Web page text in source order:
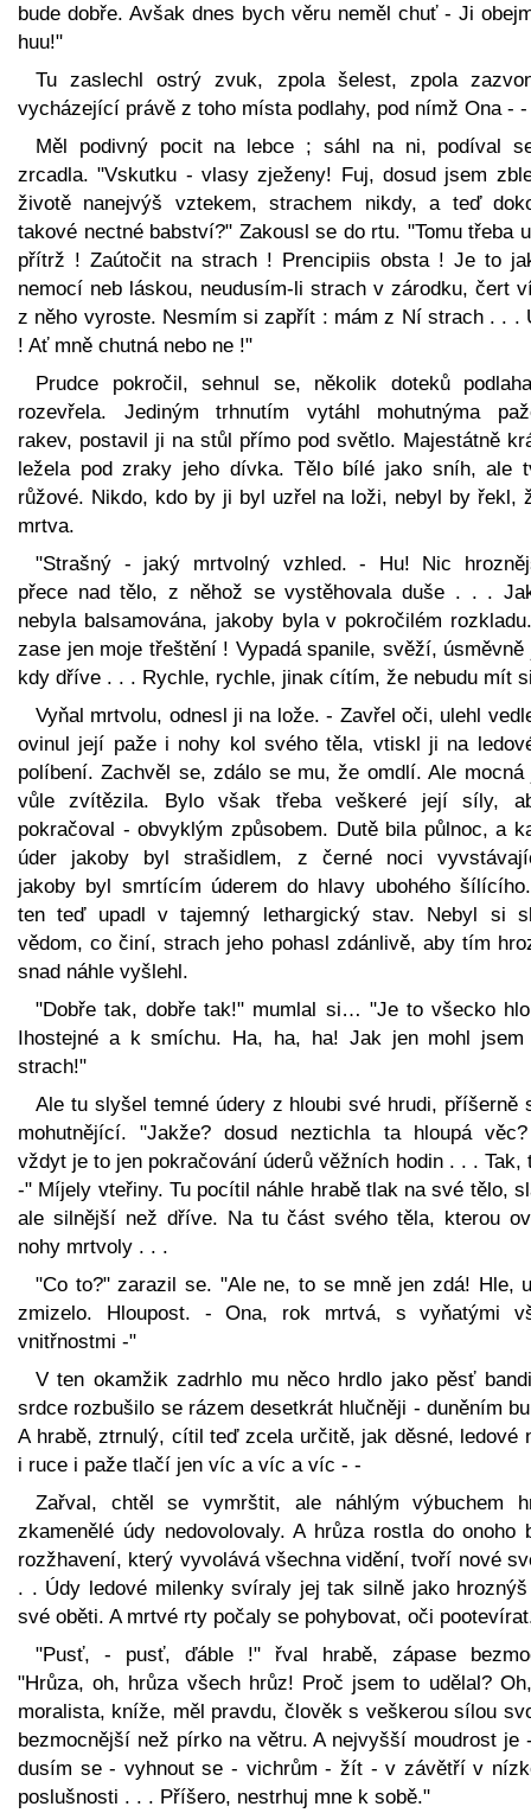
bude dobře. Avšak dnes bych věru neměl chuť - Ji
huu!"
Tu zaslechl ostrý zvuk, zpola šelest, zpola
vycházející právě z toho místa podlahy, pod nímž Ona - -
Měl podivný pocit na lebce ; sáhl na ni, podíval
zrcadla. "Vskutku - vlasy zježeny! Fuj, dosud jsem
životě nanejvýš vztekem, strachem nikdy, a teď
takové nectné babství?" Zakousl se do rtu. "Tomu třeba
přítrž ! Zaútočit na strach ! Prencipiis obsta ! Je to
nemocí neb láskou, neudusím-li strach v zárodku, čert
z něho vyroste. Nesmím si zapřít : mám z Ní strach . . .
! Ať mně chutná nebo ne !"
Prudce pokročil, sehnul se, několik doteků
rozevřela. Jediným trhnutím vytáhl mohutnýma
rakev, postavil ji na stůl přímo pod světlo. Majestátně
ležela pod zraky jeho dívka. Tělo bílé jako sníh, ale
růžové. Nikdo, kdo by ji byl uzřel na loži, nebyl by řekl,
mrtva.
"Strašný - jaký mrtvolný vzhled. - Hu! Nic
přece nad tělo, z něhož se vystěhovala duše . . .
nebyla balsamována, jakoby byla v pokročilém
zase jen moje třeštění ! Vypadá spanile, svěží, úsměvně
kdy dříve . . . Rychle, rychle, jinak cítím, že nebudu mít
Vyňal mrtvolu, odnesl ji na lože. - Zavřel oči, ulehl
ovinul její paže i nohy kol svého těla, vtiskl ji na
políbení. Zachvěl se, zdálo se mu, že omdlí. Ale mocná
vůle zvítězila. Bylo však třeba veškeré její síly,
pokračoval - obvyklým způsobem. Dutě bila půlnoc, a
úder jakoby byl strašidlem, z černé noci
jakoby byl smrtícím úderem do hlavy ubohého
ten teď upadl v tajemný lethargický stav. Nebyl si
vědom, co činí, strach jeho pohasl zdánlivě, aby tím
snad náhle vyšlehl.
"Dobře tak, dobře tak!" mumlal si… "Je to všecko
Ihostejné a k smíchu. Ha, ha, ha! Jak jen mohl
strach!"
Ale tu slyšel temné údery z hloubi své hrudi, příšerně
mohutnějící. "Jakže? dosud neztichla ta hloupá
vždyt je to jen pokračování úderů věžních hodin . . . Tak,
-" Míjely vteřiny. Tu pocítil náhle hrabě tlak na své tělo,
ale silnější než dříve. Na tu část svého těla, kterou
nohy mrtvoly . . .
"Co to?" zarazil se. "Ale ne, to se mně jen zdá! Hle,
zmizelo. Hloupost. - Ona, rok mrtvá, s vyňatými
vnitřnostmi -"
V ten okamžik zadrhlo mu něco hrdlo jako pěsť
srdce rozbušilo se rázem desetkrát hlučněji - duněním
A hrabě, ztrnulý, cítil teď zcela určitě, jak děsné, ledové
i ruce i paže tlačí jen víc a víc a víc - -
Zařval, chtěl se vymrštit, ale náhlým výbuchem
zkamenělé údy nedovolovaly. A hrůza rostla do onoho
rozžhavení, který vyvolává všechna vidění, tvoří nové
. . Údy ledové milenky svíraly jej tak silně jako
své oběti. A mrtvé rty počaly se pohybovat, oči
"Pusť, - pusť, ďáble !" řval hrabě, zápase
"Hrůza, oh, hrůza všech hrůz! Proč jsem to udělal?
moralista, kníže, měl pravdu, člověk s veškerou sílou
bezmocnější než pírko na větru. A nejvyšší moudrost je
dusím se - vyhnout se - vichrům - žít - v závětří v
poslušnosti . . . Příšero, nestrhuj mne k sobě."